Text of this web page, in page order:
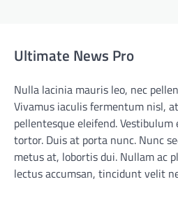
Ultimate News Pro
Nulla lacinia mauris leo, nec
Vivamus iaculis fermentum nisl,
pellentesque eleifend.
tortor. Duis at porta nunc. Nunc
metus at, lobortis dui. Nullam ac
lectus accumsan, tincidunt velit